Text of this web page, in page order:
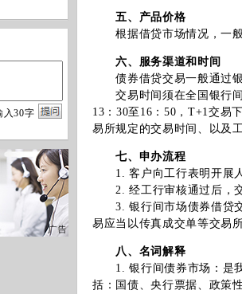
入30字
五、产品价格
根据借贷市场情况，一般
六、服务渠道和时间
债券借贷交易一般通过银
交易时间须在全国银行间
13：30至16：50，T+1交易
易所规定的交易时间、以及
七、申办流程
1. 客户向工行表明开展人
2. 经工行审核通过后，交
3. 银行间市场债券借贷交
易应当以传真成交单等交易
八、名词解释
1. 银行间债券市场：是我
括：国债、央行票据、政策